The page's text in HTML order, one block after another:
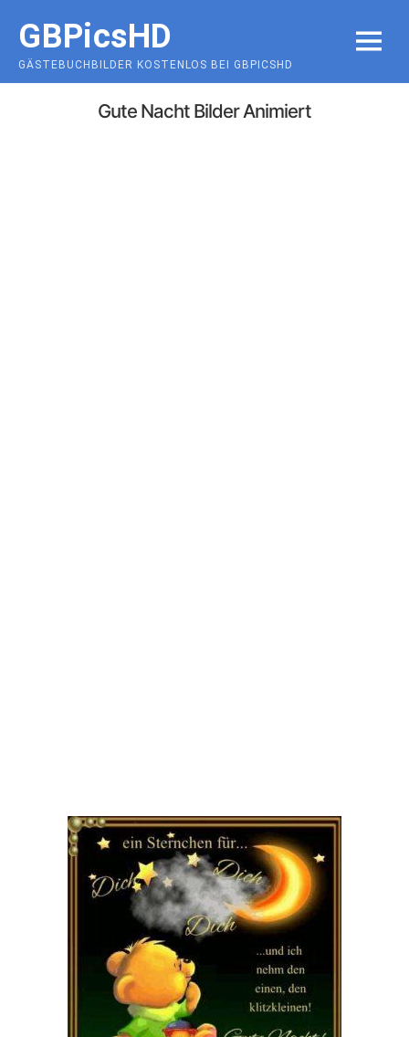
content
GBPicsHD
GÄSTEBUCHBILDER KOSTENLOS BEI GBPICSHD
MENU
Gute Nacht Bilder Animiert